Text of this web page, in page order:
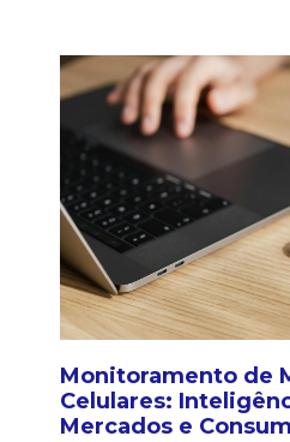
Monitoramento de
Celulares:
Mercados e